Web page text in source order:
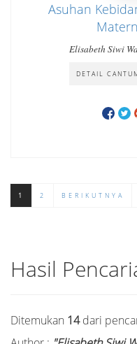
Asuhan
Elisabeth Siwi
DETAIL
1 2 BERIKUTNYA
Hasil
Ditemukan 14dari